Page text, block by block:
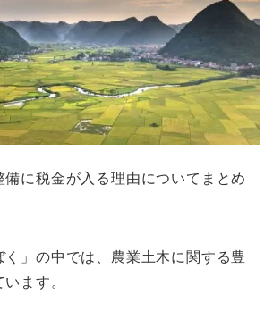
に税金が入る理由についてまとめ
く」の中では、農業土木に関する豊
ます。